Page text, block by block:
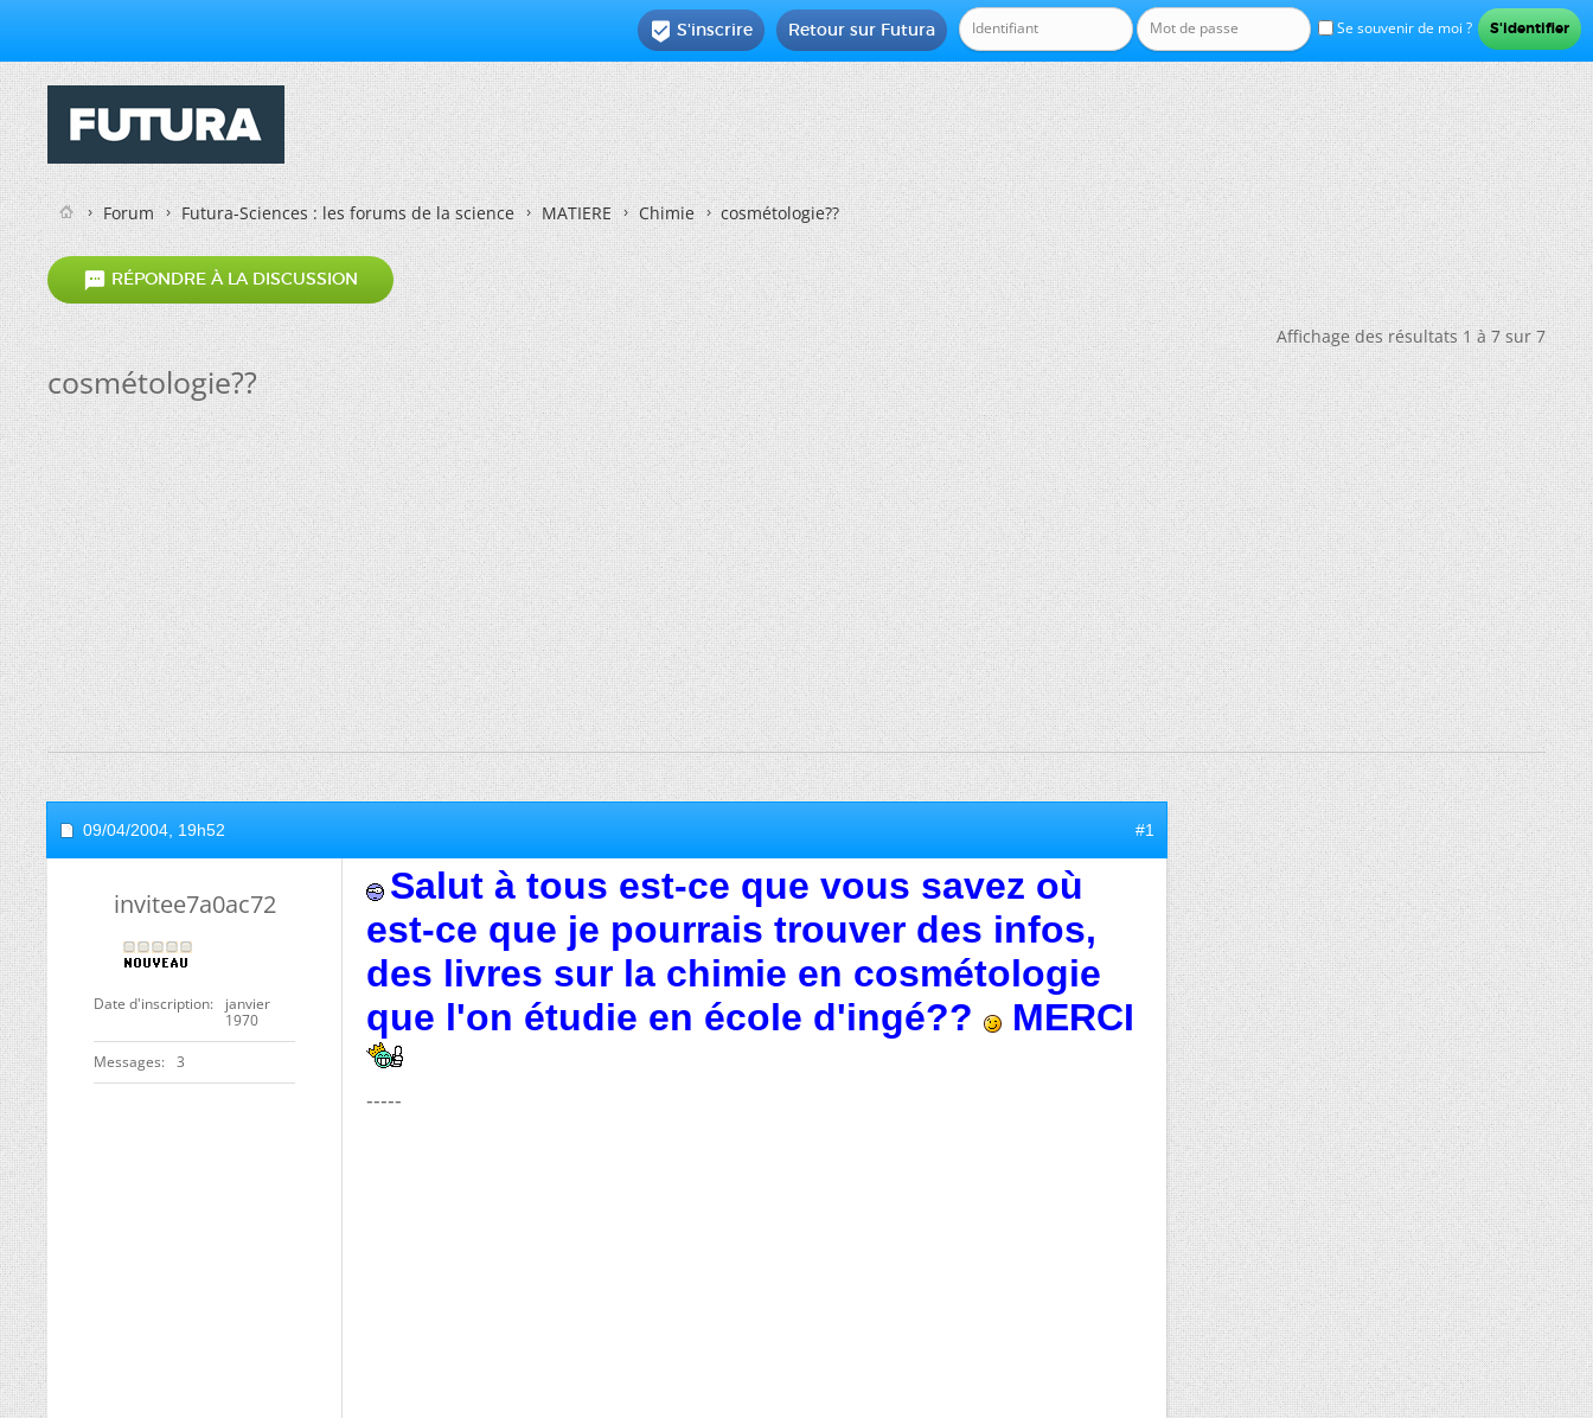
Se souvenir de moi ?
Retour sur Futura
 S'inscrire
Forum Futura-Sciences : les forums de la science MATIERE Chimie cosmétologie??
 RÉPONDRE À LA DISCUSSION
Affichage des résultats 1 à 7 sur 7
cosmétologie??
09/04/2004, 19h52 #1
invitee7a0ac72
Date d'inscription
janvier
1970
Messages 3
Salut à tous est-ce que vous savez où
est-ce que je pourrais trouver des infos,
des livres sur la chimie en cosmétologie
que l'on étudie en école d'ingé??
MERCI
-----